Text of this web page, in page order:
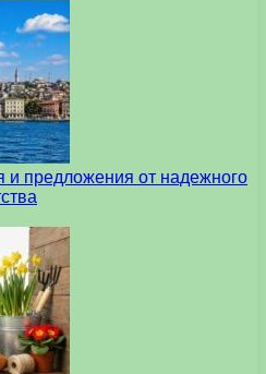
предложения от надежного